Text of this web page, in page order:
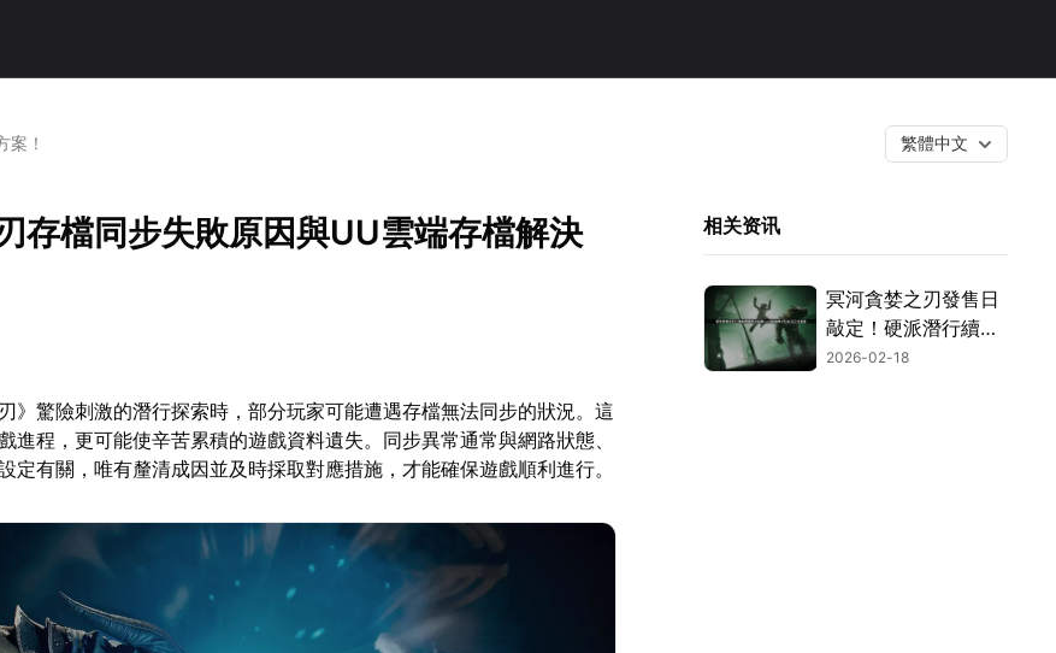
案！ 繁體中文
存檔同步失敗原因與UU雲端存檔解決
》驚險刺激的潛行探索時，部分玩家可能遭遇存檔無法同步的狀況。這
進程，更可能使辛苦累積的遊戲資料遺失。同步異常通常與網路狀態、
定有關，唯有釐清成因並及時採取對應措施，才能確保遊戲順利進行。
相关资讯
冥河貪婪之刃發售日
敲定！硬派潛行續作
試玩正式開跑！
2026-02-18